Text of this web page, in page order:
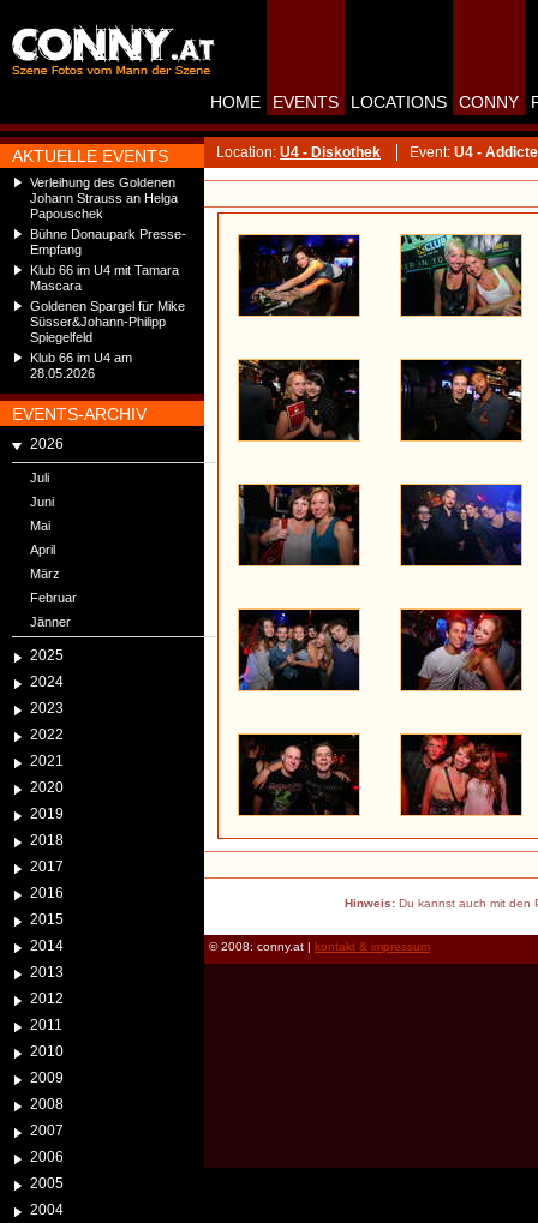
AKTUELLE EVENTS
Verleihung des Goldenen
Johann Strauss an Helga
Papouschek
Bühne Donaupark Presse-
Empfang
Klub 66 im U4 mit Tamara
Mascara
Goldenen Spargel für Mike
Süsser&Johann-Philipp
Spiegelfeld
Klub 66 im U4 am
28.05.2026
EVENTS-ARCHIV
2026
Juli
Juni
Mai
April
März
Februar
Jänner
2025
2024
2023
2022
2021
2020
2019
2018
2017
2016
2015
2014
2013
2012
2011
2010
2009
2008
2007
2006
2005
2004
HOME EVENTS LOCATIONS CONNY
Location: U4 - Diskothek Event: U4 -
Hinweis:Du kannst auch mit den
© 2008: conny.at | kontakt & impressum